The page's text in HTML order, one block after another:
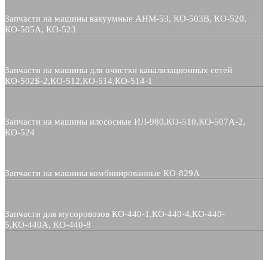
Запчасти на машины вакуумные АНМ-53, КО-503В, КО-520,
КО-505А, КО-523
Запчасти на машины для очистки канализационных сетей
КО-502Б-2,КО-512,КО-514,КО-514-1
Запчасти на машины илососные ИЛ-980,КО-510,КО-507А-2,
КО-524
Запчасти на машины комбинированные КО-829А
Запчасти для мусоровозов КО-440-1,КО-440-4,КО-440-
5,КО-440А, КО-440-8